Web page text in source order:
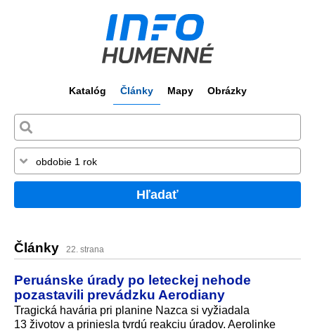
Katalóg Články Mapy Obrázky
Hľadať
Články 22. strana
Peruánske úrady po leteckej nehode
pozastavili prevádzku Aerodiany
Tragická havária pri planine Nazca si vyžiadala
13 životov a priniesla tvrdú reakciu úradov. Aerolinke